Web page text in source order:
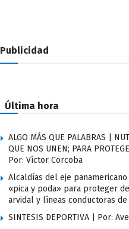
Publicidad
Última hora
ALGO MÁS QUE PALABRAS |
QUE NOS UNEN; PARA
Por: Víctor Corcoba
Alcaldías del eje
«pica y poda» para proteger
arvidal y líneas conductoras
SINTESIS DEPORTIVA | Por: